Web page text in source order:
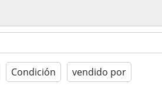
Condición vendido por